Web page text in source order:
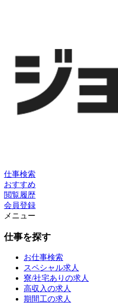
仕事検索
おすすめ
閲覧履歴
会員登録
メニュー
仕事を探す
お仕事検索
スペシャル求人
寮/社宅ありの求人
高収入の求人
期間工の求人